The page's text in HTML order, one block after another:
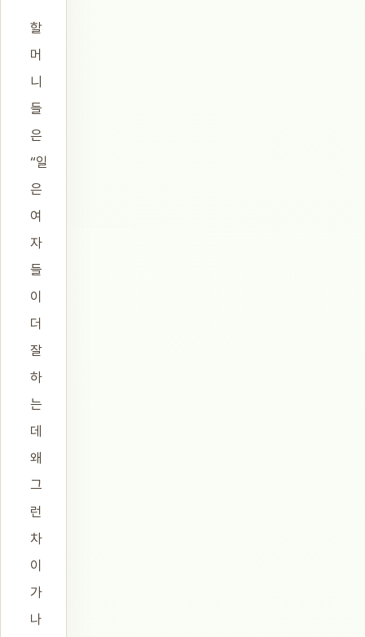
할
머
니
들
은
“일
은
여
자
들
이
더
잘
하
는
데
왜
그
런
차
이
가
나